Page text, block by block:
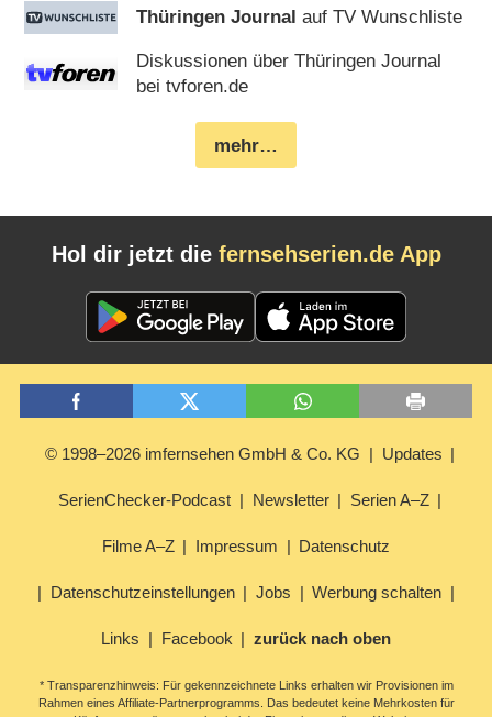
Thüringen Journal auf TV Wunschliste
Diskussionen über Thüringen Journal
bei tvforen.de
mehr…
Hol dir jetzt die fernsehserien.de App
© 1998–2026 imfernsehen GmbH & Co. KG Updates
SerienChecker-Podcast Newsletter Serien A–Z
Filme A–Z Impressum Datenschutz
Datenschutzeinstellungen Jobs Werbung schalten
Links Facebook zurück nach oben
* Transparenzhinweis: Für gekennzeichnete Links erhalten wir Provisionen im
Rahmen eines Affiliate-Partnerprogramms. Das bedeutet keine Mehrkosten für